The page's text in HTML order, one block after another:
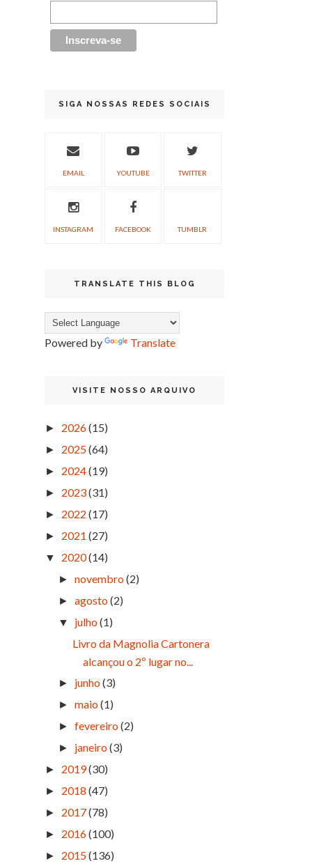
SIGA NOSSAS REDES SOCIAIS
EMAIL YOUTUBE TWITTER
INSTAGRAM FACEBOOK TUMBLR
TRANSLATE THIS BLOG
Powered by Translate
VISITE NOSSO ARQUIVO
► 2026(15)
► 2025(64)
► 2024(19)
► 2023(31)
► 2022 (17)
► 2021 (27)
▼ 2020(14)
►novembro(2)
►agosto(2)
▼ julho(1)
Livro da Magnolia Cartonera
alcançou o 2º lugar no...
► junho(3)
►maio(1)
►fevereiro(2)
► janeiro(3)
► 2019(30)
► 2018 (47)
► 2017(78)
► 2016(100)
► 2015(136)